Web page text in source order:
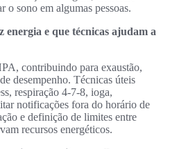
o sono em algumas pessoas.
energia e que técnicas ajudam a
contribuindo para exaustão,
desempenho. Técnicas úteis
respiração 4‑7‑8, ioga,
notificações fora do horário de
e definição de limites entre
recursos energéticos.